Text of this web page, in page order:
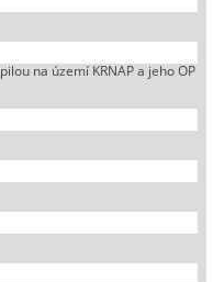
na území KRNAP a jeho OP